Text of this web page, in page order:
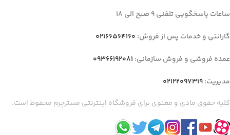
ساعات پاسخگویی تلفنی 9 صبح الی 18
گارانتی و خدمات پس از فروش: 02166564160
عمده فروشی و فروش سازمانی: 09366192081
مدیریت:02122097319
کلیه حقوق مادی و معنوی برای فروشگاه اینترنتی مسترچرم محفوظ است.